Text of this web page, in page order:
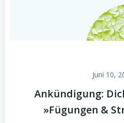
Juni 10,
Ankündigung:
»Fügungen &